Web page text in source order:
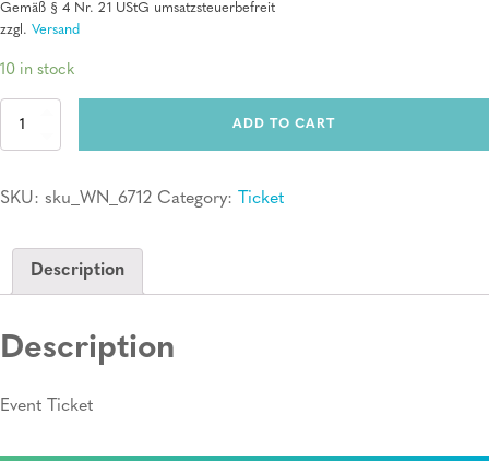
Gemäß § 4 Nr. 21 UStG umsatzsteuerbefreit
zzgl. Versand
10 in stock
Ticket:
quantity
ADD TO CART
SKU: sku_WN_6712 Category: Ticket
Description
Description
Event Ticket